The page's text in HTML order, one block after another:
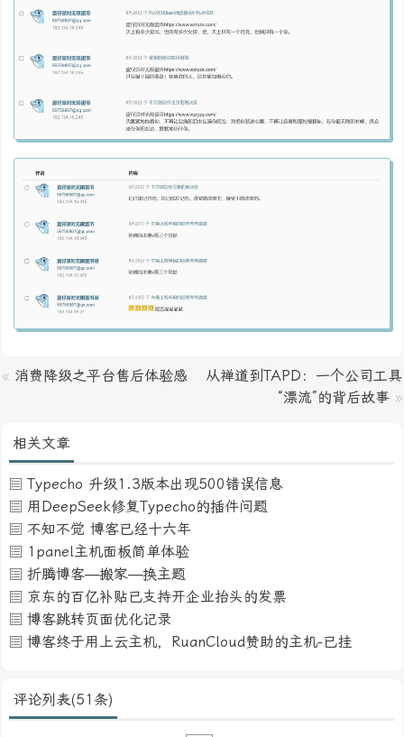
« 消费降级之平台售后体验感
从禅道到TAPD：一个公司工具
“漂流”的背后故事 »
相关文章
Typecho 升级1.3版本出现500错误信息
用DeepSeek修复Typecho的插件问题
不知不觉 博客已经十六年
1panel主机面板简单体验
折腾博客—搬家—换主题
京东的百亿补贴已支持开企业抬头的发票
博客跳转页面优化记录
博客终于用上云主机，RuanCloud赞助的主机-已挂
评论列表(51条)